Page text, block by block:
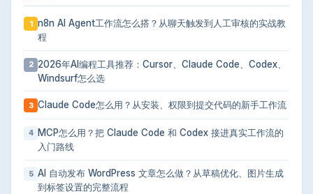
1 n8n AI Agent工作流怎么搭？从聊天触发到人工审核的实战教
程
2 2026年AI编程工具推荐：Cursor、Claude Code、Codex、
Windsurf怎么选
3 Claude Code怎么用？从安装、权限到提交代码的新手工作流
4
MCP怎么用？把 Claude Code 和 Codex 接进真实工作流的
入门路线
5 AI 自动发布 WordPress 文章怎么做？从草稿优化、图片生成
到标签设置的完整流程